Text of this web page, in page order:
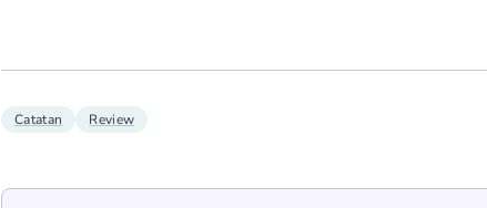
Catatan Review